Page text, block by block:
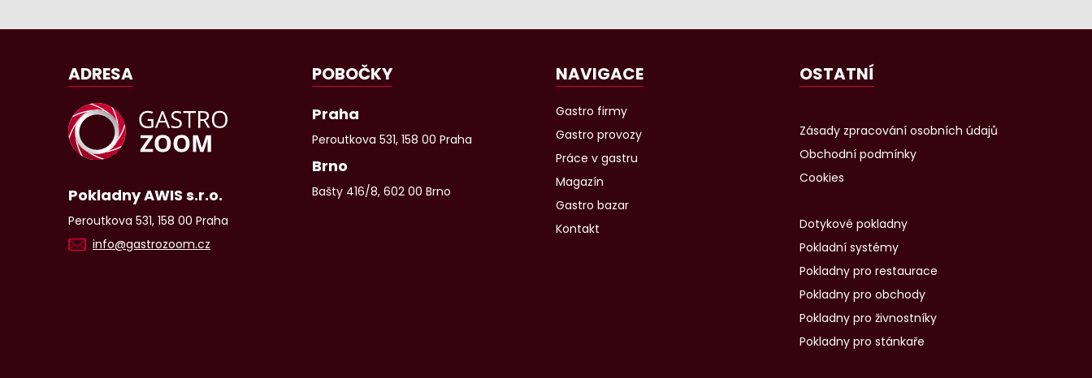
ADRESA
Pokladny AWIS s.r.o.
Peroutkova 531, 158 00 Praha
info@gastrozoom.cz
POBOČKY
Praha
Peroutkova 531, 158 00 Praha
Brno
Bašty 416/8, 602 00 Brno
NAVIGACE
Gastro firmy
Gastro provozy
Práce v gastru
Magazín
Gastro bazar
Kontakt
OSTATNÍ
Zásady zpracování osobních údajů
Obchodní podmínky
Cookies
Dotykové pokladny
Pokladní systémy
Pokladny pro restaurace
Pokladny pro obchody
Pokladny pro živnostníky
Pokladny pro stánkaře